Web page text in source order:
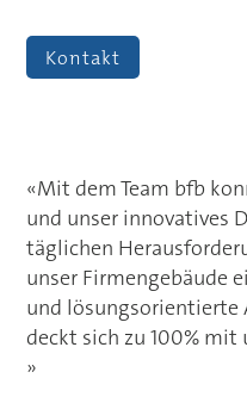
Kontakt
«Mit dem Team bfb
und unser innovatives
täglichen
unser Firmengebäude
und lösungsorientierte
deckt sich zu 100%
»